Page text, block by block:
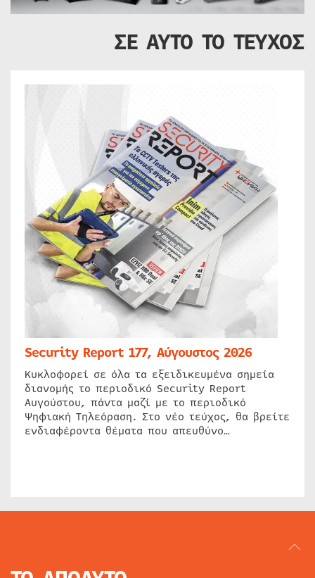
ΣΕ ΑΥΤΟ ΤΟ ΤΕΥΧΟΣ
Security Report 177, Αύγουστος 2026
Κυκλοφορεί σε όλα τα εξειδικευμένα σημεία
διανομής το περιοδικό Security Report
Αυγούστου, πάντα μαζί με το περιοδικό
Ψηφιακή Τηλεόραση. Στο νέο τεύχος, θα βρείτε
ενδιαφέροντα θέματα που απευθύνο…